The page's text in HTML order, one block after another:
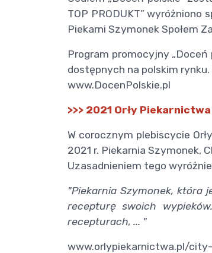
TOP PRODUKT”
Piekarni Szymonek Społem
Program promocyjny
dostępnych na polskim
www.DocenPolskie.pl
>>> 2021 Orły Piekarnictwa
W corocznym plebiscycie
2021 r. Piekarnia Szymonek,
Uzasadnieniem tego
"Piekarnia Szymonek, która
recepturę swoich
recepturach, ... "
www.orlypiekarnictwa.pl/